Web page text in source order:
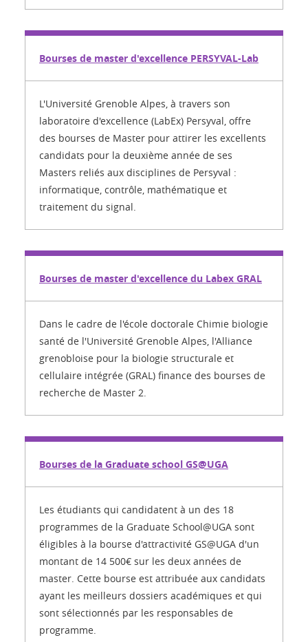
Bourses de master d'excellence PERSYVAL-Lab
L'Université Grenoble Alpes, à travers son
laboratoire d'excellence (LabEx) Persyval, offre
des bourses de Master pour attirer les excellents
candidats pour la deuxième année de ses
Masters reliés aux disciplines de Persyval :
informatique, contrôle, mathématique et
traitement du signal.
Bourses de master d'excellence du Labex GRAL
Dans le cadre de l'école doctorale Chimie biologie
santé de l'Université Grenoble Alpes, l'Alliance
grenobloise pour la biologie structurale et
cellulaire intégrée (GRAL) finance des bourses de
recherche de Master 2.
Bourses de la Graduate school GS@UGA
Les étudiants qui candidatent à un des 18
programmes de la Graduate School@UGA sont
éligibles à la bourse d'attractivité GS@UGA d'un
montant de 14 500€ sur les deux années de
master. Cette bourse est attribuée aux candidats
ayant les meilleurs dossiers académiques et qui
sont sélectionnés par les responsables de
programme.